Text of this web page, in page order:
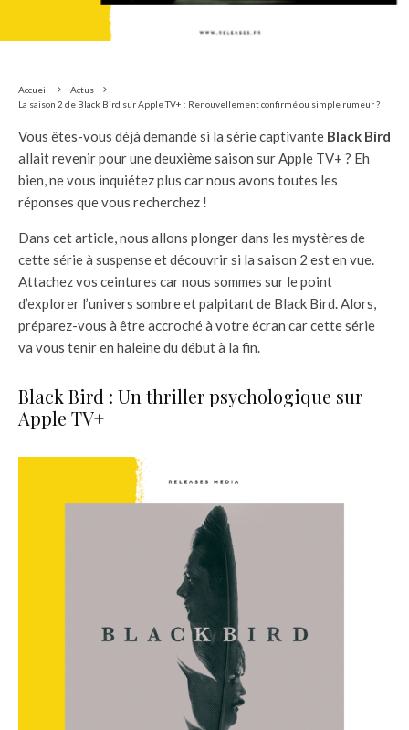
Accueil
Actus
La saison 2 de Black Bird sur Apple TV+ : Renouvellement confirmé ou simple rumeur ?
Vous êtes-vous déjà demandé si la série captivante Black Bird
allait revenir pour une deuxième saison sur Apple TV+ ? Eh
bien, ne vous inquiétez plus car nous avons toutes les
réponses que vous recherchez !
Dans cet article, nous allons plonger dans les mystères de
cette série à suspense et découvrir si la saison 2 est en vue.
Attachez vos ceintures car nous sommes sur le point
d’explorer l’univers sombre et palpitant de Black Bird. Alors,
préparez-vous à être accroché à votre écran car cette série
va vous tenir en haleine du début à la fin.
Black Bird : Un thriller psychologique sur
Apple TV+